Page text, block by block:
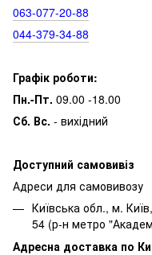
063‑077‑20‑88
044‑379‑34‑88
Графік роботи:
Пн.-Пт. 09.00 -18.00
Сб. Вс. - вихідний
Доступний самовивіз
Адреси для самовивозу
Київська обл., м.
54 (р-н метро
Адресна доставка по